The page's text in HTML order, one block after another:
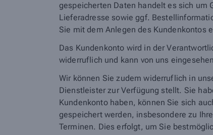
gespeicherten Daten handelt es sich um
Lieferadresse sowie ggf.
Sie mit dem Anlegen des Kundenkontos
Das Kundenkonto wird in der
widerruflich und kann von uns
Wir können Sie zudem widerruflich in
Dienstleister zur Verfügung stellt. Sie
Kundenkonto haben, können Sie sich
gespeichert werden, insbesondere zu
Terminen. Dies erfolgt, um Sie